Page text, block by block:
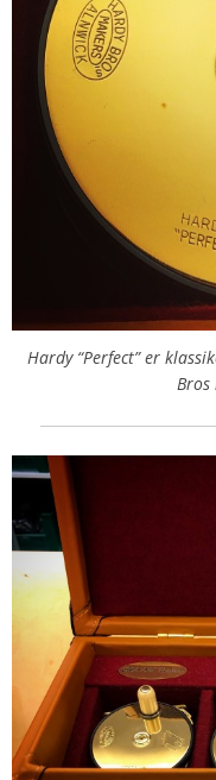
Hardy “Perfect” er
Bros